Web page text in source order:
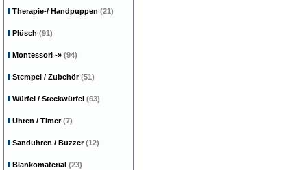
Therapie-/ Handpuppen (21)
Plüsch (91)
Montessori -» (94)
Stempel / Zubehör(51)
Würfel / Steckwürfel (63)
Uhren / Timer(7)
Sanduhren / Buzzer(12)
Blankomaterial (23)